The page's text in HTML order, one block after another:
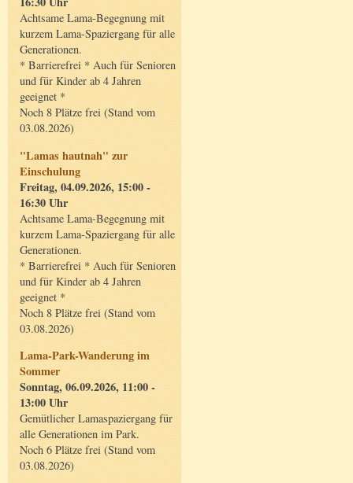
Achtsame Lama-Begegnung mit
kurzem Lama-Spaziergang für alle
Generationen.
* Barrierefrei * Auch für Senioren
und für Kinder ab 4 Jahren
geeignet *
Noch 8 Plätze frei (Stand vom
03.08.2026)
"Lamas hautnah" zur
Einschulung
Freitag, 04.09.2026, 15:00 -
16:30 Uhr
Achtsame Lama-Begegnung mit
kurzem Lama-Spaziergang für alle
Generationen.
* Barrierefrei * Auch für Senioren
und für Kinder ab 4 Jahren
geeignet *
Noch 8 Plätze frei (Stand vom
03.08.2026)
Lama-Park-Wanderung im
Sommer
Sonntag, 06.09.2026, 11:00 -
13:00 Uhr
Gemütlicher Lamaspaziergang für
alle Generationen im Park.
Noch 6 Plätze frei (Stand vom
03.08.2026)